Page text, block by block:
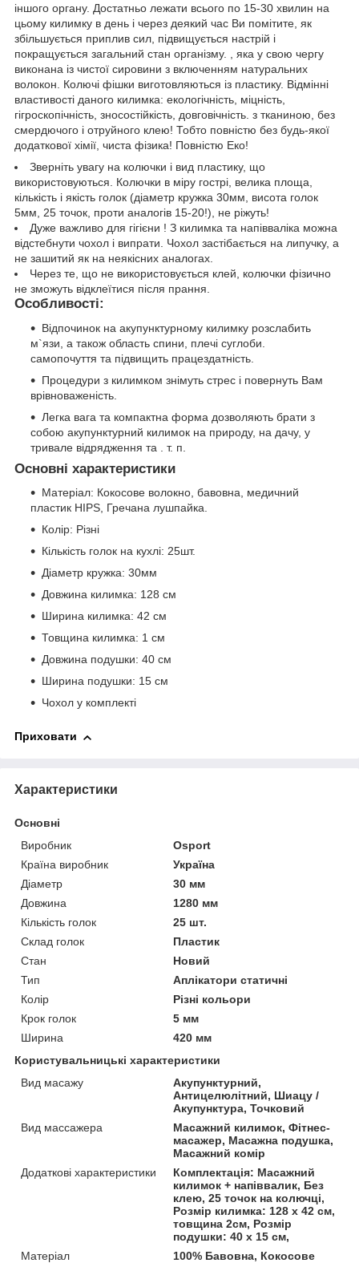
іншого органу. Достатньо лежати всього по 15-30 хвилин на
цьому килимку в день і через деякий час Ви помітите, як
збільшується приплив сил, підвищується настрій і
покращується загальний стан організму. , яка у свою чергу
виконана із чистої сировини з включенням натуральних
волокон. Колючі фішки виготовляються із пластику. Відмінні
властивості даного килимка: екологічність, міцність,
гігроскопічність, зносостійкість, довговічність. з тканиною, без
смердючого і отруйного клею! Тобто повністю без будь-якої
додаткової хімії, чиста фізика! Повністю Еко!
Зверніть увагу на колючки і вид пластику, що
використовуються. Колючки в міру гострі, велика площа,
кількість і якість голок (діаметр кружка 30мм, висота голок
5мм, 25 точок, проти аналогів 15-20!), не ріжуть!
Дуже важливо для гігієни ! З килимка та напівваліка можна
відстебнути чохол і випрати. Чохол застібається на липучку, а
не зашитий як на неякісних аналогах.
Через те, що не використовується клей, колючки фізично
не зможуть відклеїтися після прання.
Особливості:
Відпочинок на акупунктурному килимку розслабить
м`язи, а також область спини, плечі суглоби.
самопочуття та підвищить працездатність.
Процедури з килимком знімуть стрес і повернуть Вам
врівноваженість.
Легка вага та компактна форма дозволяють брати з
собою акупунктурний килимок на природу, на дачу, у
тривале відрядження та . т. п.
Основні характеристики
Матеріал: Кокосове волокно, бавовна, медичний
пластик HIPS, Гречана лушпайка.
Колір: Різні
Кількість голок на кухлі: 25шт.
Діаметр кружка: 30мм
Довжина килимка: 128 см
Ширина килимка: 42 см
Товщина килимка: 1 см
Довжина подушки: 40 см
Ширина подушки: 15 см
Чохол у комплекті
Приховати
Характеристики
Основні
Виробник
Osport
Країна виробник
Україна
Діаметр
30 мм
Довжина
1280 мм
Кількість голок
25 шт.
Склад голок
Пластик
Стан
Новий
Тип
Аплікатори статичні
Колір
Різні кольори
Крок голок
5 мм
Ширина
420 мм
Користувальницькі характеристики
Вид масажу
Акупунктурний,
Антицелюлітний, Шиацу /
Акупунктура, Точковий
Вид массажера
Масажний килимок, Фітнес-
масажер, Масажна подушка,
Масажний комір
Додаткові характеристики
Комплектація: Масажний
килимок + напіввалик, Без
клею, 25 точок на колючці,
Розмір килимка: 128 х 42 см,
товщина 2см, Розмір
подушки: 40 x 15 см,
Матеріал
100% Бавовна, Кокосове